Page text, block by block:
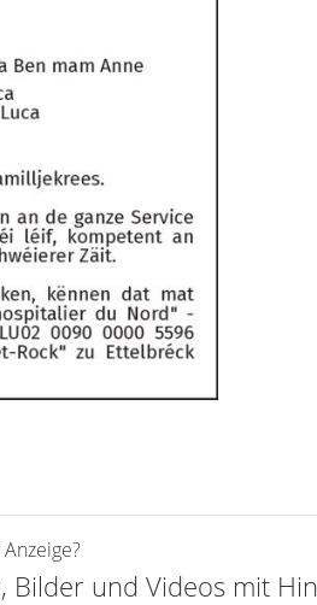
Bilder und Videos mit